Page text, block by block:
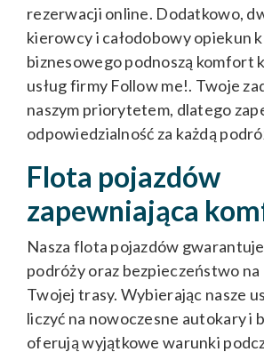
rezerwacji online. Dodatkowo,
kierowcy i całodobowy opiekun
biznesowego podnoszą komfort
usług firmy Follow me!. Twoje
naszym priorytetem, dlatego
odpowiedzialność za każdą
Flota pojazdów
zapewniająca
Nasza flota pojazdów
podróży oraz bezpieczeństwo na
Twojej trasy. Wybierając nasze
liczyć na nowoczesne autokary i
oferują wyjątkowe warunki